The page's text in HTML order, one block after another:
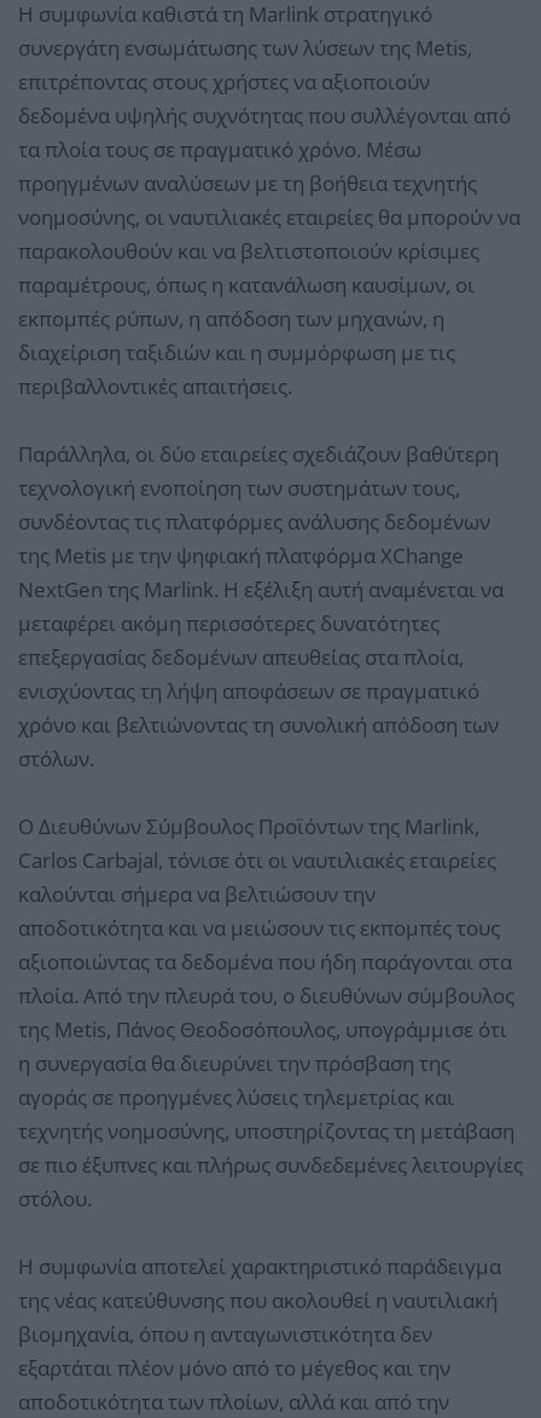
Η συμφωνία καθιστά τη Marlink στρατηγικό
συνεργάτη ενσωμάτωσης των λύσεων της Metis,
επιτρέποντας στους χρήστες να αξιοποιούν
δεδομένα υψηλής συχνότητας που συλλέγονται από
τα πλοία τους σε πραγματικό χρόνο. Μέσω
προηγμένων αναλύσεων με τη βοήθεια τεχνητής
νοημοσύνης, οι ναυτιλιακές εταιρείες θα μπορούν να
παρακολουθούν και να βελτιστοποιούν κρίσιμες
παραμέτρους, όπως η κατανάλωση καυσίμων, οι
εκπομπές ρύπων, η απόδοση των μηχανών, η
διαχείριση ταξιδιών και η συμμόρφωση με τις
περιβαλλοντικές απαιτήσεις.
Παράλληλα, οι δύο εταιρείες σχεδιάζουν βαθύτερη
τεχνολογική ενοποίηση των συστημάτων τους,
συνδέοντας τις πλατφόρμες ανάλυσης δεδομένων
της Metis με την ψηφιακή πλατφόρμα XChange
NextGen της Marlink. Η εξέλιξη αυτή αναμένεται να
μεταφέρει ακόμη περισσότερες δυνατότητες
επεξεργασίας δεδομένων απευθείας στα πλοία,
ενισχύοντας τη λήψη αποφάσεων σε πραγματικό
χρόνο και βελτιώνοντας τη συνολική απόδοση των
στόλων.
Ο Διευθύνων Σύμβουλος Προϊόντων της Marlink,
Carlos Carbajal, τόνισε ότι οι ναυτιλιακές εταιρείες
καλούνται σήμερα να βελτιώσουν την
αποδοτικότητα και να μειώσουν τις εκπομπές τους
αξιοποιώντας τα δεδομένα που ήδη παράγονται στα
πλοία. Από την πλευρά του, ο διευθύνων σύμβουλος
της Metis, Πάνος Θεοδοσόπουλος, υπογράμμισε ότι
η συνεργασία θα διευρύνει την πρόσβαση της
αγοράς σε προηγμένες λύσεις τηλεμετρίας και
τεχνητής νοημοσύνης, υποστηρίζοντας τη μετάβαση
σε πιο έξυπνες και πλήρως συνδεδεμένες λειτουργίες
στόλου.
Η συμφωνία αποτελεί χαρακτηριστικό παράδειγμα
της νέας κατεύθυνσης που ακολουθεί η ναυτιλιακή
βιομηχανία, όπου η ανταγωνιστικότητα δεν
εξαρτάται πλέον μόνο από το μέγεθος και την
αποδοτικότητα των πλοίων, αλλά και από την